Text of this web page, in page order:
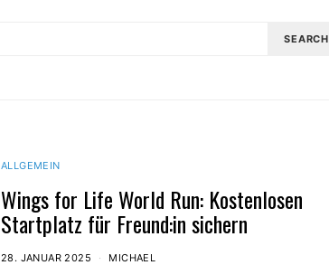
SEARCH
ALLGEMEIN
Wings for Life World Run: Kostenlosen
Startplatz für Freund:in sichern
28. JANUAR 2025 MICHAEL